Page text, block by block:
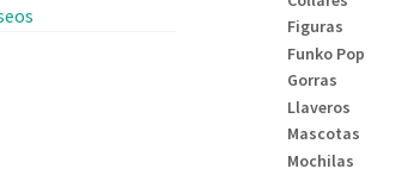
Figuras
Funko Pop
Gorras
Llaveros
Mascotas
Mochilas